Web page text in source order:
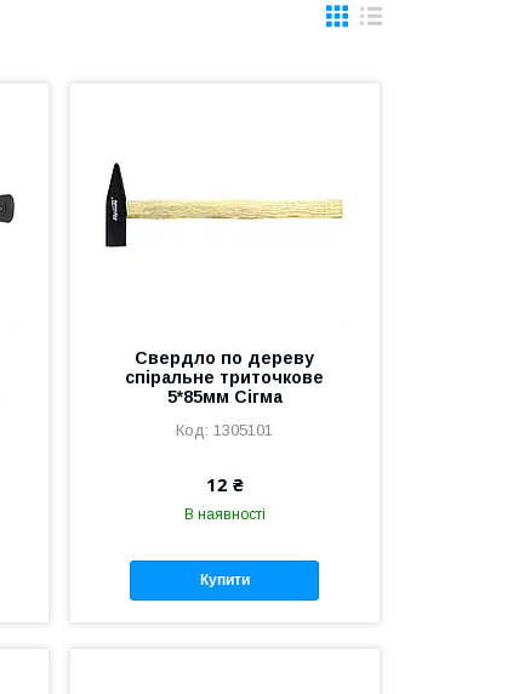
Свердло по дереву
спіральне триточкове
5*85мм Сігма
1305101
12 ₴
В наявності
Купити